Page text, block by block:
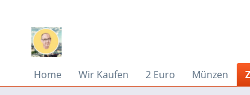
Home Wir Kaufen 2 Euro Münzen